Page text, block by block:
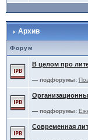
Архив
Форум
В целом про
— подфорумы:
— подфорумы:
Современная